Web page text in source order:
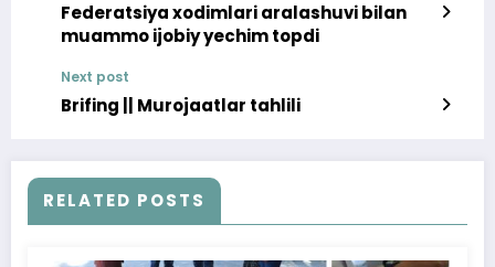
Federatsiya xodimlari aralashuvi bilan
muammo ijobiy yechim topdi
Next post
Brifing || Murojaatlar tahlili
RELATED POSTS